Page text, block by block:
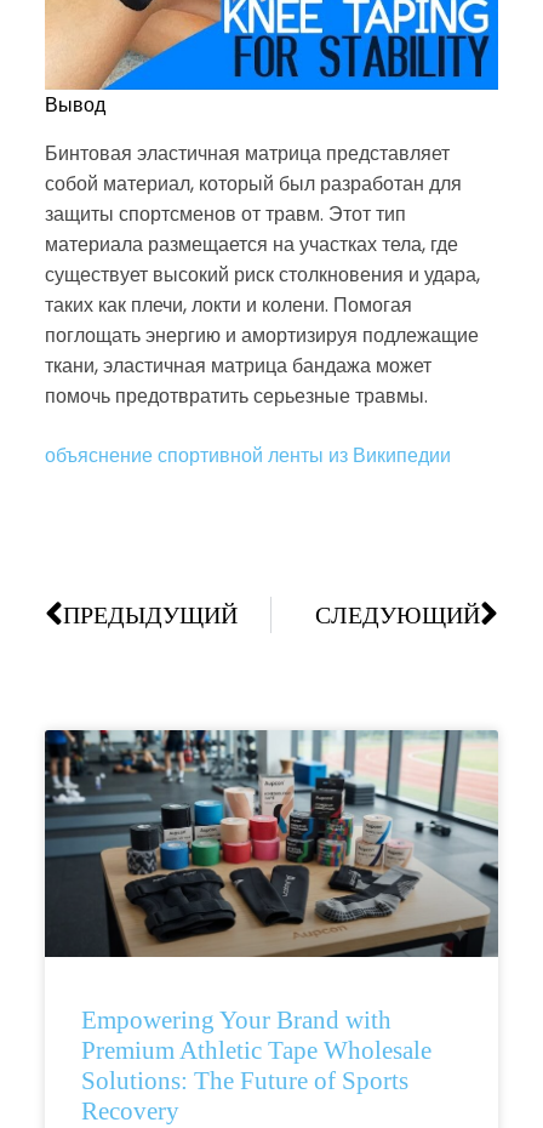
Вывод
Бинтовая эластичная матрица представляет
собой материал, который был разработан для
защиты спортсменов от травм. Этот тип
материала размещается на участках тела, где
существует высокий риск столкновения и удара,
таких как плечи, локти и колени. Помогая
поглощать энергию и амортизируя подлежащие
ткани, эластичная матрица бандажа может
помочь предотвратить серьезные травмы.
объяснение спортивной ленты из Википедии
ПРЕДЫДУЩИЙ СЛЕДУЮЩИЙ
Empowering Your Brand with
Premium Athletic Tape Wholesale
Solutions: The Future of Sports
Recovery